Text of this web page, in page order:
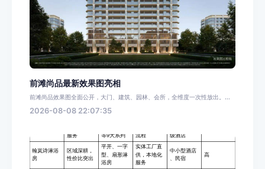
前滩尚品最新效果图亮相
前滩尚品效果图全面公开，大门、建筑、园林、会所，全维度一次性放出。...
2026-08-08 22:07:35